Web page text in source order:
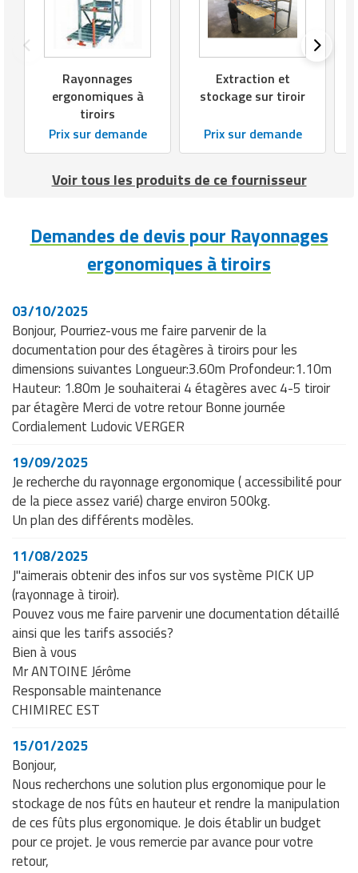
Rayonnages
ergonomiques à
tiroirs
Prix sur demande
Extraction et
stockage sur tiroir
Prix sur demande
Voir tous les produits de ce fournisseur
Demandes de devis pour Rayonnages
ergonomiques à tiroirs
03/10/2025
Bonjour, Pourriez-vous me faire parvenir de la
documentation pour des étagères à tiroirs pour les
dimensions suivantes Longueur:3.60m Profondeur:1.10m
Hauteur: 1.80m Je souhaiterai 4 étagères avec 4-5 tiroir
par étagère Merci de votre retour Bonne journée
Cordialement Ludovic VERGER
19/09/2025
Je recherche du rayonnage ergonomique ( accessibilité pour
de la piece assez varié) charge environ 500kg.
Un plan des différents modèles.
11/08/2025
J"aimerais obtenir des infos sur vos système PICK UP
(rayonnage à tiroir).
Pouvez vous me faire parvenir une documentation détaillé
ainsi que les tarifs associés?
Bien à vous
Mr ANTOINE Jérôme
Responsable maintenance
CHIMIREC EST
15/01/2025
Bonjour,
Nous recherchons une solution plus ergonomique pour le
stockage de nos fûts en hauteur et rendre la manipulation
de ces fûts plus ergonomique. Je dois établir un budget
pour ce projet. Je vous remercie par avance pour votre
retour,